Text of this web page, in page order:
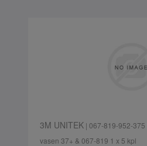
3M UNITEK| 067-819-952-375
vasen 37+ & 067-819 1 x 5 kpl